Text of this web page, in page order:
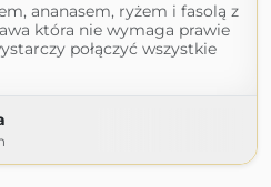
ananasem, ryżem i fasolą z
która nie wymaga prawie
połączyć wszystkie